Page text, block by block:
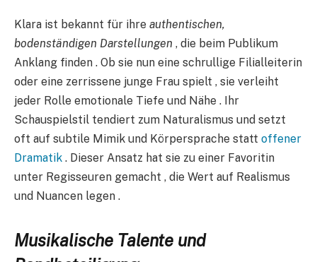
Klara ist bekannt für ihre authentischen,
bodenständigen Darstellungen , die beim Publikum
Anklang finden . Ob sie nun eine schrullige Filialleiterin
oder eine zerrissene junge Frau spielt , sie verleiht
jeder Rolle emotionale Tiefe und Nähe . Ihr
Schauspielstil tendiert zum Naturalismus und setzt
oft auf subtile Mimik und Körpersprache statt offener
Dramatik . Dieser Ansatz hat sie zu einer Favoritin
unter Regisseuren gemacht , die Wert auf Realismus
und Nuancen legen .
Musikalische Talente und